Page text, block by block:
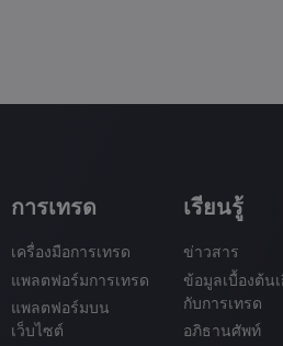
การเทรด
เครื่องมือการเทรด
แพลตฟอร์มการเทรด
แพลตฟอร์มบน
เว็บไซต์
เรียนรู้
ข่าวสาร
ข้อมูลเบื้องต้น
กับการเทรด
อภิธานศัพท์